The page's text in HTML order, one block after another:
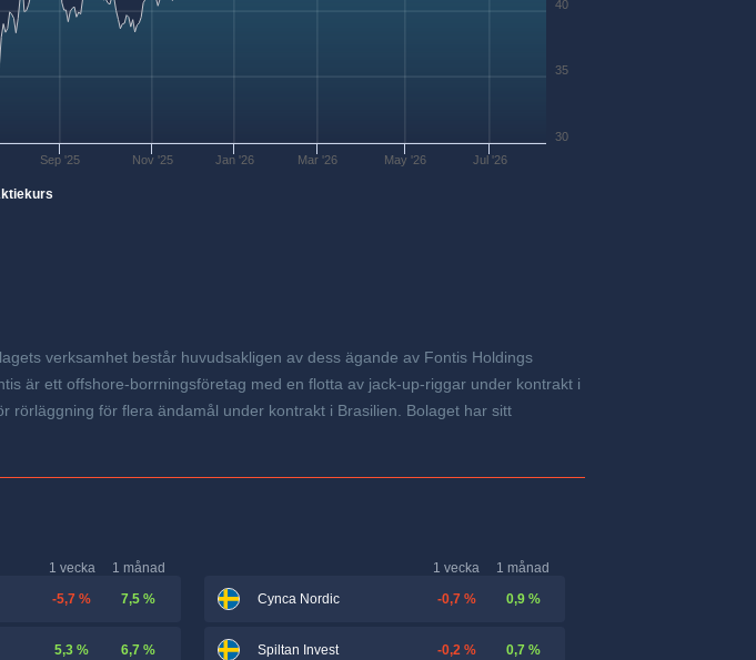
Sep '25 Nov '25 Jan '26 Mar '26 May '26 Jul '26
30
35
40
verksamhet består huvudsakligen av dess ägande av Fontis Holdings
är ett offshore-borrningsföretag med en flotta av jack-up-riggar under kontrakt i
för flera ändamål under kontrakt i Brasilien. Bolaget har sitt
1 vecka
1 månad
-5,7 % 7,5 %
5,3 % 6,7 %
1 vecka
1 månad
Cynca Nordic
-0,7 % 0,9 %
Spiltan Invest -0,2 % 0,7 %